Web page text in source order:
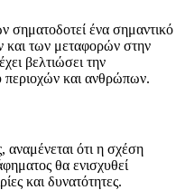
σηματοδοτεί ένα σημαντικό
και των μεταφορών στην
βελτιώσει την
περιοχών και ανθρώπων.
αναμένεται ότι η σχέση
θα ενισχυθεί
και δυνατότητες.